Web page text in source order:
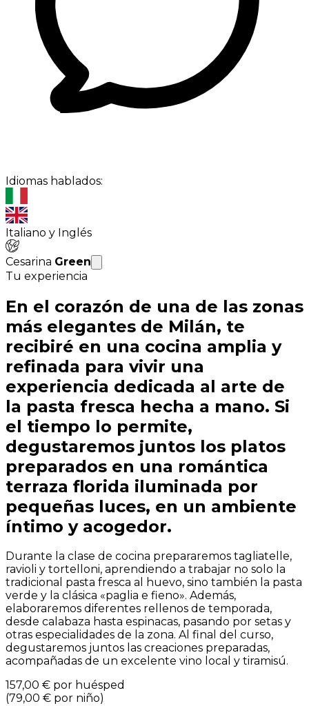
Idiomas hablados:
Italiano y Inglés
Cesarina Green
Tu experiencia
En el corazón de una de las zonas
más elegantes de Milán, te
recibiré en una cocina amplia y
refinada para vivir una
experiencia dedicada al arte de
la pasta fresca hecha a mano. Si
el tiempo lo permite,
degustaremos juntos los platos
preparados en una romántica
terraza florida iluminada por
pequeñas luces, en un ambiente
íntimo y acogedor.
Durante la clase de cocina prepararemos tagliatelle,
ravioli y tortelloni, aprendiendo a trabajar no solo la
tradicional pasta fresca al huevo, sino también la pasta
verde y la clásica «paglia e fieno». Además,
elaboraremos diferentes rellenos de temporada,
desde calabaza hasta espinacas, pasando por setas y
otras especialidades de la zona. Al final del curso,
degustaremos juntos las creaciones preparadas,
acompañadas de un excelente vino local y tiramisú.
157,00 € por huésped
(79,00 € por niño)